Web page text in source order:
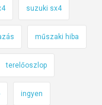
suzuki sx4
műszaki hiba
terelőoszlop
ingyen